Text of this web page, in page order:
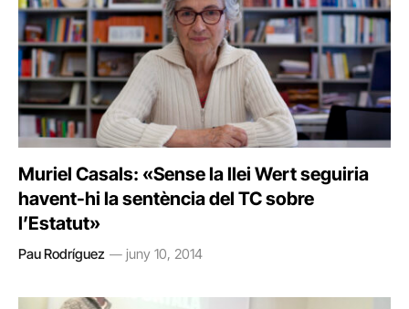
Muriel Casals: «Sense la llei Wert seguiria
havent-hi la sentència del TC sobre
l’Estatut»
Pau Rodríguez juny 10, 2014